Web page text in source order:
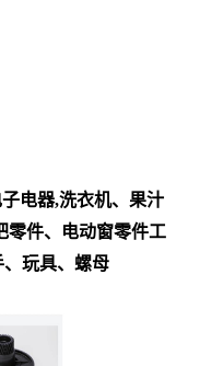
子电器,洗衣机、果汁
零件、电动窗零件工
玩具、螺母